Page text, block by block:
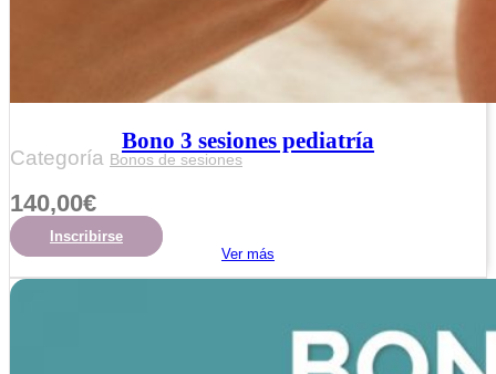
Bono 3 sesiones pediatría
Categoría Bonos de sesiones
140,00€
Inscribirse
Ver más